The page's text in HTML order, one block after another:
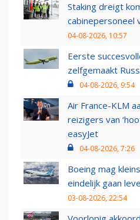
Staking dreigt
cabinepersoneel
04-08-2026, 10:57
Eerste
zelfgemaakt
04-08-2026, 9:54
Air France-KLM
reizigers van
easyJet
04-08-2026, 7:26
Boeing mag
eindelijk gaan
03-08-2026, 22:54